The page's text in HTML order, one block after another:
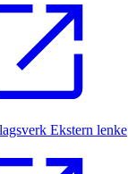
Ekstern lenke